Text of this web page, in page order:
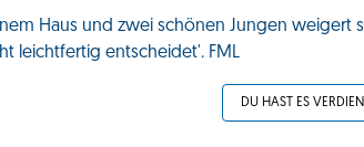
Haus und zwei schönen Jungen weigert
leichtfertig entscheidet'. FML
DU HAST ES VERDIENT